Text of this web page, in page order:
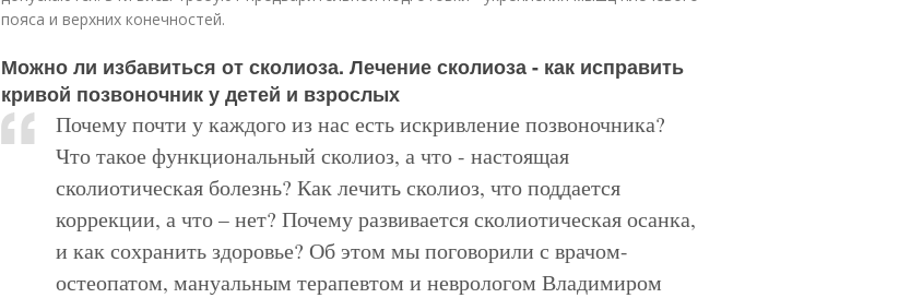
пояса и верхних конечностей.
Можно ли избавиться от сколиоза. Лечение сколиоза - как исправить
кривой позвоночник у детей и взрослых
Почему почти у каждого из нас есть искривление позвоночника?
Что такое функциональный сколиоз, а что - настоящая
сколиотическая болезнь? Как лечить сколиоз, что поддается
коррекции, а что – нет? Почему развивается сколиотическая осанка,
и как сохранить здоровье? Об этом мы поговорили с врачом-
остеопатом, мануальным терапевтом и неврологом Владимиром